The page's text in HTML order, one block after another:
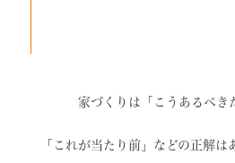
家づくりは「こうあるべき
「これが当たり前」などの正解は